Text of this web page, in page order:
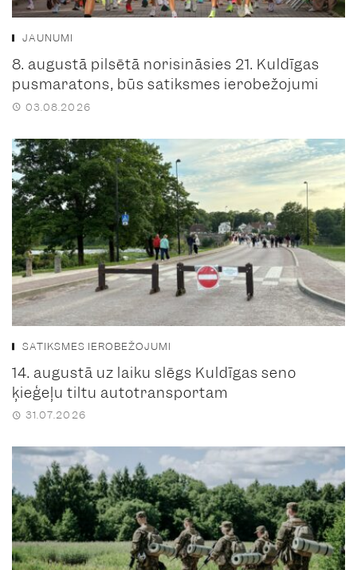
JAUNUMI
8. augustā pilsētā norisināsies 21. Kuldīgas
pusmaratons, būs satiksmes ierobežojumi
03.08.2026
SATIKSMES IEROBEŽOJUMI
14. augustā uz laiku slēgs Kuldīgas seno
ķieģeļu tiltu autotransportam
31.07.2026